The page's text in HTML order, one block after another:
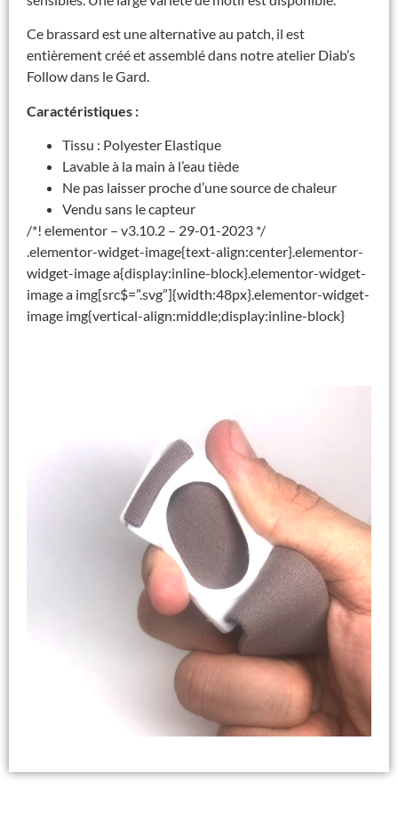
Ce brassard est une alternative au patch, il est
entièrement créé et assemblé dans notre atelier Diab’s
Follow dans le Gard.
Caractéristiques :
Tissu : Polyester Elastique
Lavable à la main à l’eau tiède
Ne pas laisser proche d’une source de chaleur
Vendu sans le capteur
/*! elementor – v3.10.2 – 29-01-2023 */
.elementor-widget-image{text-align:center}.elementor-
widget-image a{display:inline-block}.elementor-widget-
image a img[src$=”.svg”]{width:48px}.elementor-widget-
image img{vertical-align:middle;display:inline-block}